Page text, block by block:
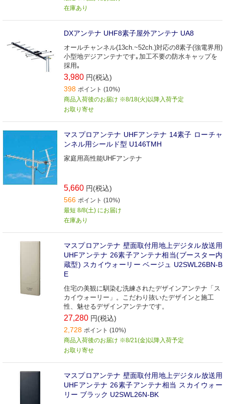
在庫あり
DXアンテナ UHF8素子屋外アンテナ UA8
オールチャンネル(13ch.~52ch.)対応の8素子(強電界用)
小型地デジアンテナです｡加工不要の防水キャップを
採用｡
3,980 円(税込)
398 ポイント (10%)
商品入荷後のお届け ※8/18(火)以降入荷予定
お取り寄せ
マスプロアンテナ UHFアンテナ 14素子 ローチャ
ンネル用シールド型 U146TMH
家庭用高性能UHFアンテナ
5,660 円(税込)
566 ポイント (10%)
最短 8/8(土) にお届け
在庫あり
マスプロアンテナ 壁面取付用地上デジタル放送用
UHFアンテナ 26素子アンテナ相当(ブースター内
蔵型) スカイウォーリー ベージュ U2SWL26BN-B
E
住宅の美観に馴染む洗練されたデザインアンテナ「ス
カイウォーリー」。こだわり抜いたデザインと施工
性、魅せるデザインアンテナです。
27,280 円(税込)
2,728 ポイント (10%)
商品入荷後のお届け ※8/21(金)以降入荷予定
お取り寄せ
マスプロアンテナ 壁面取付用地上デジタル放送用
UHFアンテナ 26素子アンテナ相当 スカイウォー
リー ブラック U2SWL26N-BK